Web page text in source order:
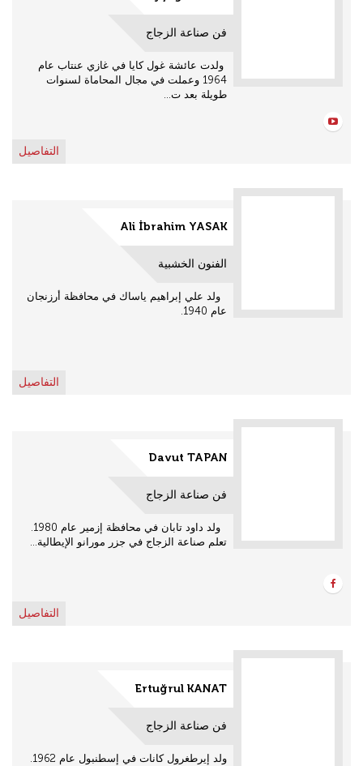
فن صناعة الزجاج
ولدت عائشة غول كايا في غازي عنتاب عام
1964 وعملت في مجال المحاماة لسنوات
طويلة بعد ت...
التفاصيل
Ali İbrahim YASAK
الفنون الخشبية
ولد علي إبراهيم ياساك في محافظة أرزنجان
عام 1940.
التفاصيل
Davut TAPAN
فن صناعة الزجاج
ولد داود تابان في محافظة إزمير عام 1980.
تعلم صناعة الزجاج في جزر مورانو الإيطالية...
التفاصيل
Ertuğrul KANAT
فن صناعة الزجاج
ولد إيرطغرول كانات في إسطنبول عام 1962.